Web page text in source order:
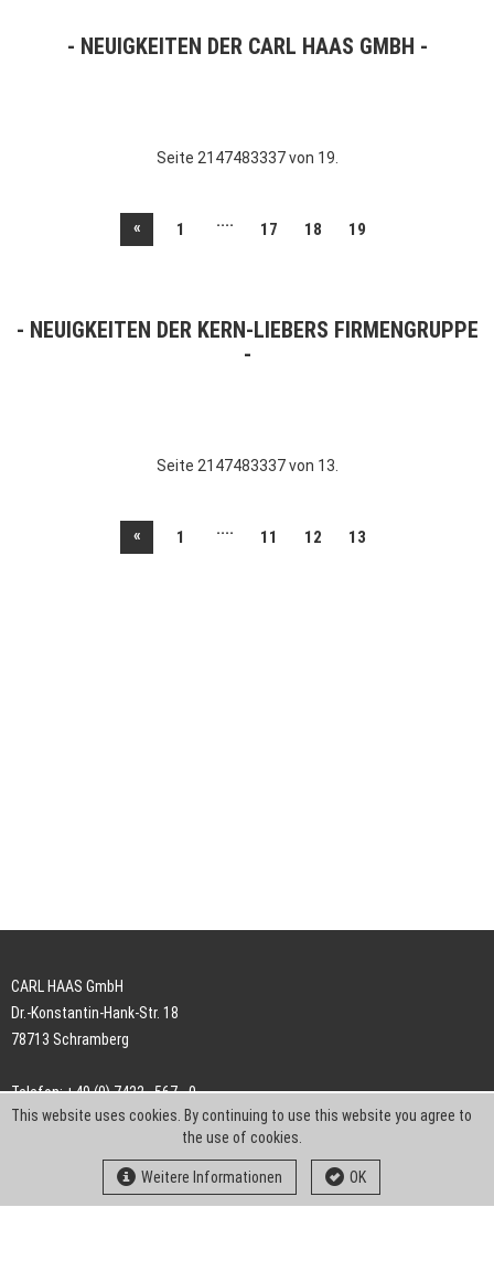
NEUIGKEITEN DER CARL HAAS GMBH
Seite 2147483337 von 19.
« 1 .... 17 18 19
NEUIGKEITEN DER KERN-LIEBERS FIRMENGRUPPE
Seite 2147483337 von 13.
« 1 .... 11 12 13
CARL HAAS GmbH
Dr.-Konstantin-Hank-Str. 18
78713 Schramberg
Telefon: +49 (0) 7422 . 567 - 0
Telefax: +49 (0) 7422 . 567 - 239
info-ch@kern-liebers.com
This website uses cookies. By continuing to use this website you agree to
the use of cookies.
Weitere Informationen OK